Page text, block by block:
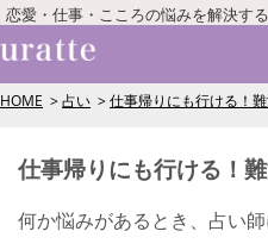
恋愛・仕事・こころの悩みを解決す
HOME 占い 仕事帰りにも行ける！
仕事帰りにも行ける！
何か悩みがあるとき、占い